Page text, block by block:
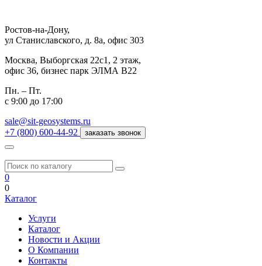
Ростов-на-Дону,
ул Станиславского, д. 8а, офис 303
Москва, Выборгская 22с1, 2 этаж,
офис 36, бизнес парк ЭЛМА В22
Пн. – Пт.
с 9:00 до 17:00
sale@sit-geosystems.ru
+7 (800) 600-44-92
заказать звонок
0
0
Каталог
Услуги
Каталог
Новости и Акции
О Компании
Контакты